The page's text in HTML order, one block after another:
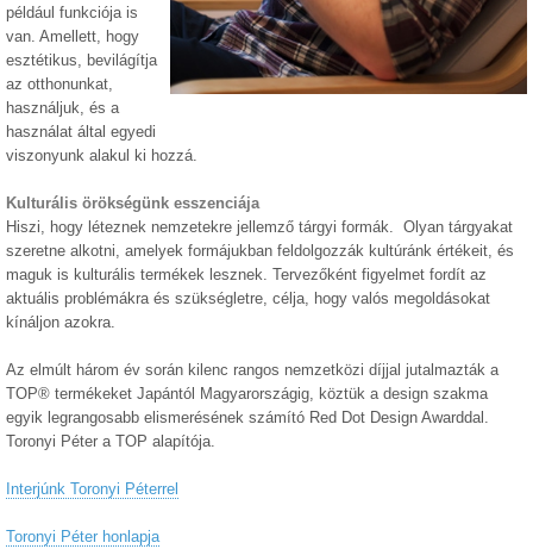
például funkciója is
van. Amellett, hogy
esztétikus, bevilágítja
az otthonunkat,
használjuk, és a
használat által egyedi
viszonyunk alakul ki hozzá.
Kulturális örökségünk esszenciája
Hiszi, hogy léteznek nemzetekre jellemző tárgyi formák. Olyan tárgyakat
szeretne alkotni, amelyek formájukban feldolgozzák kultúránk értékeit, és
maguk is kulturális termékek lesznek. Tervezőként figyelmet fordít az
aktuális problémákra és szükségletre, célja, hogy valós megoldásokat
kínáljon azokra.
Az elmúlt három év során kilenc rangos nemzetközi díjjal jutalmazták a
TOP® termékeket Japántól Magyarországig, köztük a design szakma
egyik legrangosabb elismerésének számító Red Dot Design Awarddal.
Toronyi Péter a TOP alapítója.
Interjúnk Toronyi Péterrel
Toronyi Péter honlapja